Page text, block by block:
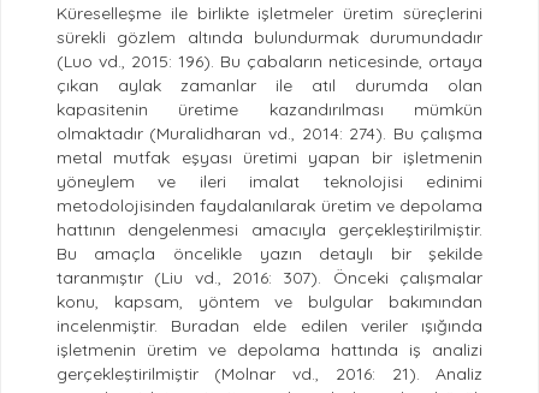
Küreselleşme ile birlikte işletmeler üretim süreçlerini
sürekli gözlem altında bulundurmak durumundadır
(Luo vd., 2015: 196). Bu çabaların neticesinde, ortaya
çıkan aylak zamanlar ile atıl durumda olan
kapasitenin üretime kazandırılması mümkün
olmaktadır (Muralidharan vd., 2014: 274). Bu çalışma
metal mutfak eşyası üretimi yapan bir işletmenin
yöneylem ve ileri imalat teknolojisi edinimi
metodolojisinden faydalanılarak üretim ve depolama
hattının dengelenmesi amacıyla gerçekleştirilmiştir.
Bu amaçla öncelikle yazın detaylı bir şekilde
taranmıştır (Liu vd., 2016: 307). Önceki çalışmalar
konu, kapsam, yöntem ve bulgular bakımından
incelenmiştir. Buradan elde edilen veriler ışığında
işletmenin üretim ve depolama hattında iş analizi
gerçekleştirilmiştir (Molnar vd., 2016: 21). Analiz